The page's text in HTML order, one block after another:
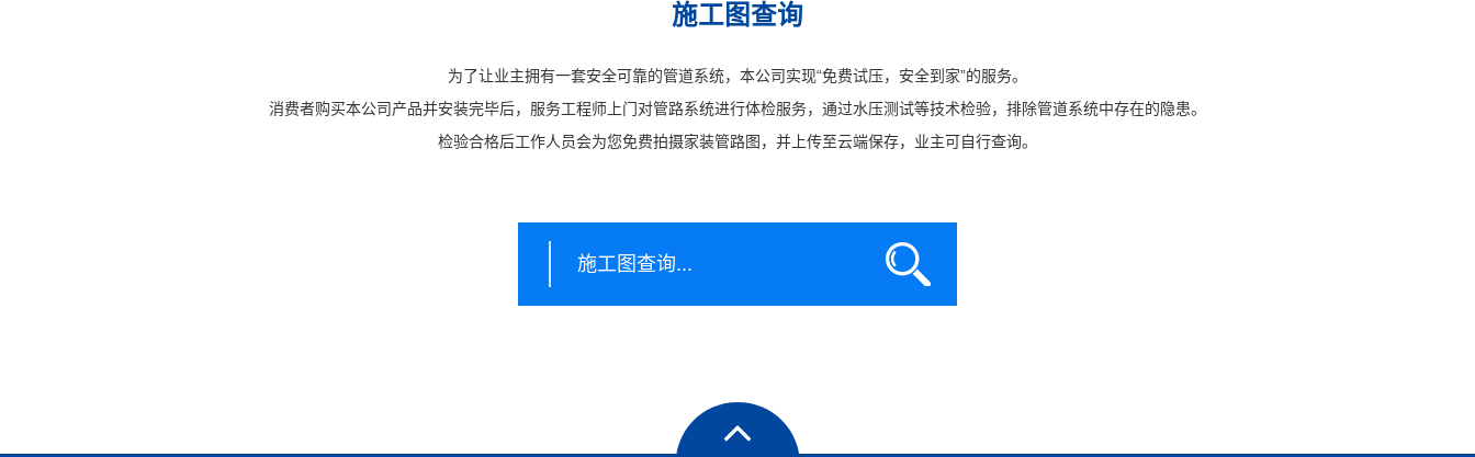
施工图查询
为了让业主拥有一套安全可靠的管道系统，本公司实现“免费试压，安全到家”的服务。
消费者购买本公司产品并安装完毕后，服务工程师上门对管路系统进行体检服务，通过水压测试等技术检验，排除管道系统中存在的隐患。
检验合格后工作人员会为您免费拍摄家装管路图，并上传至云端保存，业主可自行查询。